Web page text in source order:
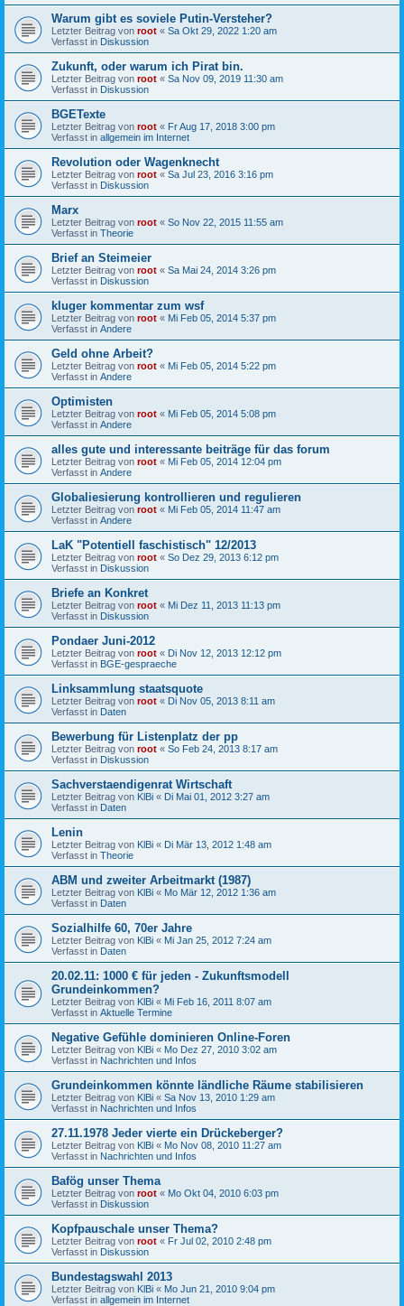
Warum gibt es soviele Putin-Versteher?
Letzter Beitrag von root « Sa Okt 29, 2022 1:20 am
Verfasst in Diskussion
Zukunft, oder warum ich Pirat bin.
Letzter Beitrag von root « Sa Nov 09, 2019 11:30 am
Verfasst in Diskussion
BGETexte
Letzter Beitrag von root « Fr Aug 17, 2018 3:00 pm
Verfasst in allgemein im Internet
Revolution oder Wagenknecht
Letzter Beitrag von root « Sa Jul 23, 2016 3:16 pm
Verfasst in Diskussion
Marx
Letzter Beitrag von root « So Nov 22, 2015 11:55 am
Verfasst in Theorie
Brief an Steimeier
Letzter Beitrag von root « Sa Mai 24, 2014 3:26 pm
Verfasst in Diskussion
kluger kommentar zum wsf
Letzter Beitrag von root « Mi Feb 05, 2014 5:37 pm
Verfasst in Andere
Geld ohne Arbeit?
Letzter Beitrag von root « Mi Feb 05, 2014 5:22 pm
Verfasst in Andere
Optimisten
Letzter Beitrag von root « Mi Feb 05, 2014 5:08 pm
Verfasst in Andere
alles gute und interessante beiträge für das forum
Letzter Beitrag von root « Mi Feb 05, 2014 12:04 pm
Verfasst in Andere
Globaliesierung kontrollieren und regulieren
Letzter Beitrag von root « Mi Feb 05, 2014 11:47 am
Verfasst in Andere
LaK "Potentiell faschistisch" 12/2013
Letzter Beitrag von root « So Dez 29, 2013 6:12 pm
Verfasst in Diskussion
Briefe an Konkret
Letzter Beitrag von root « Mi Dez 11, 2013 11:13 pm
Verfasst in Diskussion
Pondaer Juni-2012
Letzter Beitrag von root « Di Nov 12, 2013 12:12 pm
Verfasst in BGE-gespraeche
Linksammlung staatsquote
Letzter Beitrag von root « Di Nov 05, 2013 8:11 am
Verfasst in Daten
Bewerbung für Listenplatz der pp
Letzter Beitrag von root « So Feb 24, 2013 8:17 am
Verfasst in Diskussion
Sachverstaendigenrat Wirtschaft
Letzter Beitrag von KlBi « Di Mai 01, 2012 3:27 am
Verfasst in Daten
Lenin
Letzter Beitrag von KlBi « Di Mär 13, 2012 1:48 am
Verfasst in Theorie
ABM und zweiter Arbeitmarkt (1987)
Letzter Beitrag von KlBi « Mo Mär 12, 2012 1:36 am
Verfasst in Daten
Sozialhilfe 60, 70er Jahre
Letzter Beitrag von KlBi « Mi Jan 25, 2012 7:24 am
Verfasst in Daten
20.02.11: 1000 € für jeden - Zukunftsmodell
Grundeinkommen?
Letzter Beitrag von KlBi « Mi Feb 16, 2011 8:07 am
Verfasst in Aktuelle Termine
Negative Gefühle dominieren Online-Foren
Letzter Beitrag von KlBi « Mo Dez 27, 2010 3:02 am
Verfasst in Nachrichten und Infos
Grundeinkommen könnte ländliche Räume stabilisieren
Letzter Beitrag von KlBi « Sa Nov 13, 2010 1:29 am
Verfasst in Nachrichten und Infos
27.11.1978 Jeder vierte ein Drückeberger?
Letzter Beitrag von KlBi « Mo Nov 08, 2010 11:27 am
Verfasst in Nachrichten und Infos
Bafög unser Thema
Letzter Beitrag von root « Mo Okt 04, 2010 6:03 pm
Verfasst in Diskussion
Kopfpauschale unser Thema?
Letzter Beitrag von root « Fr Jul 02, 2010 2:48 pm
Verfasst in Diskussion
Bundestagswahl 2013
Letzter Beitrag von KlBi « Mo Jun 21, 2010 9:04 pm
Verfasst in allgemein im Internet